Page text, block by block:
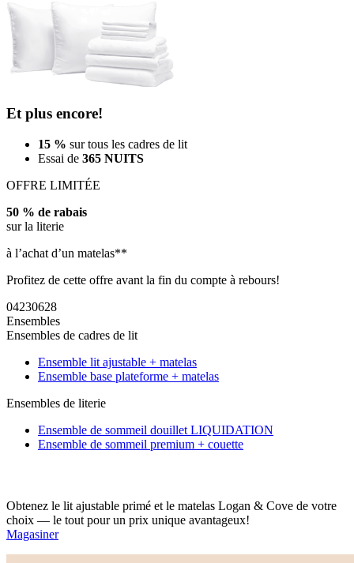
Et plus encore!
15 % sur tous les cadres de lit
Essai de 365 NUITS
OFFRE LIMITÉE
50 % de rabais
sur la literie
à l’achat d’un matelas**
Profitez de cette offre avant la fin du compte à rebours!
04230626
Ensembles
Ensembles de cadres de lit
Ensemble lit ajustable + matelas
Ensemble base plateforme + matelas
Ensembles de literie
Ensemble de sommeil douillet LIQUIDATION
Ensemble de sommeil premium + couette
Obtenez le lit ajustable primé et le matelas Logan & Cove de votre
choix — le tout pour un prix unique avantageux!
Magasiner